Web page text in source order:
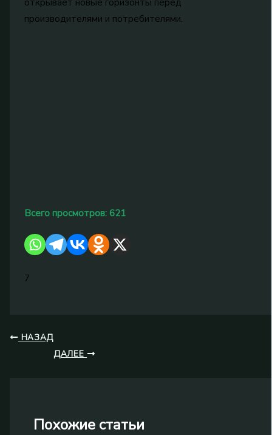
производителями и потребителями.
Всего просмотров: 621
7
НАЗАД
ДАЛЕЕ
Похожие статьи